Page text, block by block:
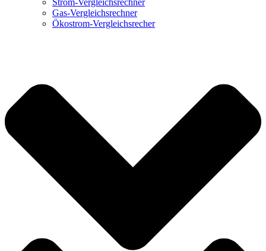
Strom-Vergleichsrechner
Gas-Vergleichsrechner
Ökostrom-Vergleichsrecher